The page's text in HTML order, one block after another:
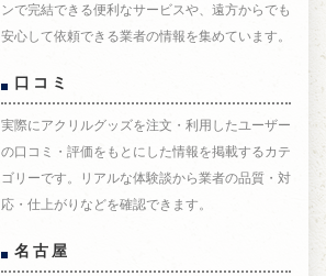
ンで完結できる便利なサービスや、遠方からでも
安心して依頼できる業者の情報を集めています。
口コミ
実際にアクリルグッズを注文・利用したユーザー
の口コミ・評価をもとにした情報を掲載するカテ
ゴリーです。リアルな体験談から業者の品質・対
応・仕上がりなどを確認できます。
名古屋